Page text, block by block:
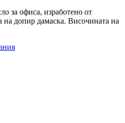
за офиса, изработено от
на допир дамаска. Височината на